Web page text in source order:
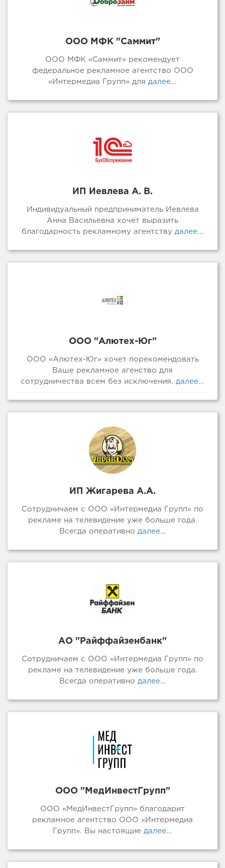
ООО МФК "Саммит"
ООО МФК «Саммит» рекомендует
федеральное рекламное агентство ООО
«Интермедиа Групп» для далее...
ИП Иевлева А. В.
Индивидуальный предприниматель Иевлева
Анна Васильевна хочет выразить
благодарность рекламному агентству далее...
ООО "Алютех-Юг"
ООО «Алютех-Юг» хочет порекомендовать
Ваше рекламное агенство для
сотрудничества всем без исключения. далее...
ИП Жигарева А.А.
Сотрудничаем с ООО «Интермедиа Групп» по
рекламе на телевидение уже больше года.
Всегда оперативно далее...
АО "Райффайзенбанк"
Сотрудничаем с ООО «Интермедиа Групп» по
рекламе на телевидение уже больше года.
Всегда оперативно далее...
ООО "МедИнвестГрупп"
ООО «МедИнвестГрупп» благодарит
рекламное агентство ООО «Интермедиа
Групп». Вы настоящие далее...